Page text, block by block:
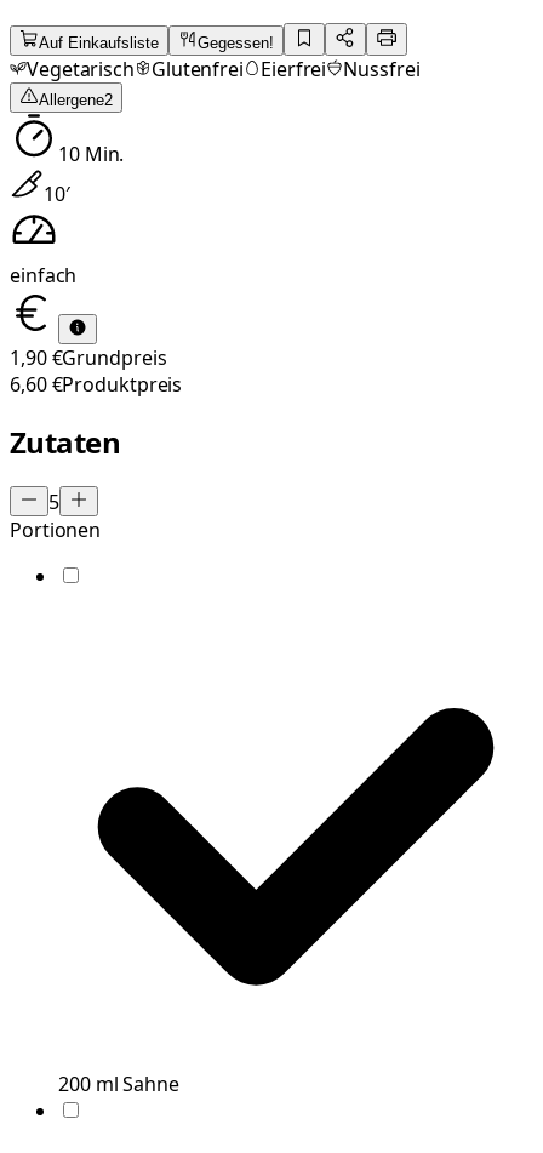
Auf Einkaufsliste Gegessen!
Vegetarisch Glutenfrei Eierfrei Nussfrei
Allergene2
10Min.
10′
einfach
1,90 €Grundpreis
6,60 €Produktpreis
Zutaten
5
Portionen
200 mlSahne